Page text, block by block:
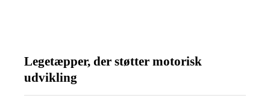
Legetæpper, der støtter motorisk
udvikling